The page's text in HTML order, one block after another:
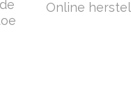
Online herstel